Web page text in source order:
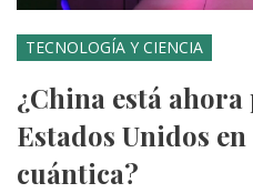
TECNOLOGÍA Y CIENCIA
¿China está
Estados Unidos
cuántica?